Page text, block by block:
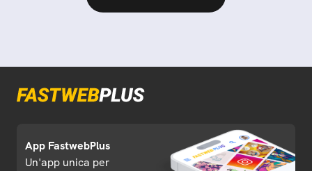
App FastwebPlus
Un'app unica per